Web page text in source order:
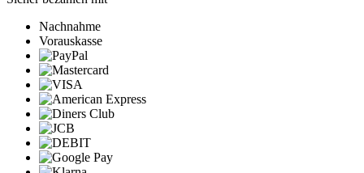
Nachnahme
Vorauskasse